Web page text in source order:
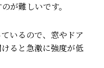
が難しいです。
いるので、窓やドア
ると急激に強度が低